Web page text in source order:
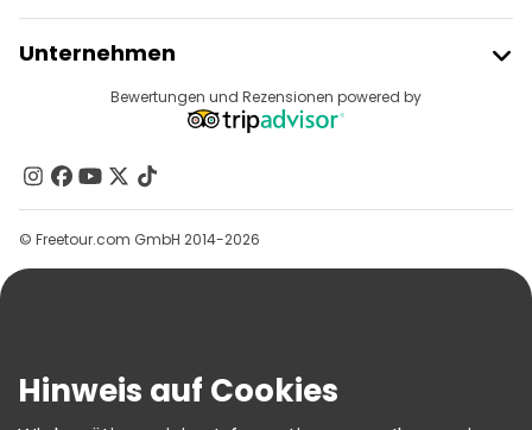
Anbieter-Anmeldung
Affiliate-Programm
Unternehmen
Reiseziele
Kontakt
Gruppen
Hilfe
AGB Und Rechtliches
Bewertungen und Rezensionen powered by
© Freetour.com GmbH 2014-2026
Hinweis auf Cookies